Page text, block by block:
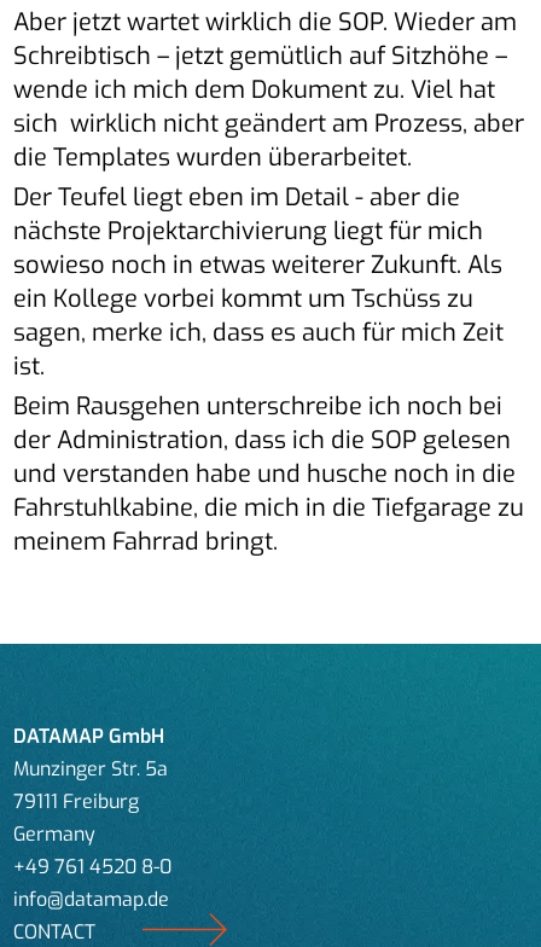
Aber jetzt wartet wirklich die SOP. Wieder am
Schreibtisch – jetzt gemütlich auf Sitzhöhe –
wende ich mich dem Dokument zu. Viel hat
sich wirklich nicht geändert am Prozess, aber
die Templates wurden überarbeitet.
Der Teufel liegt eben im Detail - aber die
nächste Projektarchivierung liegt für mich
sowieso noch in etwas weiterer Zukunft. Als
ein Kollege vorbei kommt um Tschüss zu
sagen, merke ich, dass es auch für mich Zeit
ist.
Beim Rausgehen unterschreibe ich noch bei
der Administration, dass ich die SOP gelesen
und verstanden habe und husche noch in die
Fahrstuhlkabine, die mich in die Tiefgarage zu
meinem Fahrrad bringt.
DATAMAP GmbH
Munzinger Str. 5a
79111 Freiburg
Germany
+49 761 4520 8-0
info@datamap.de
CONTACT